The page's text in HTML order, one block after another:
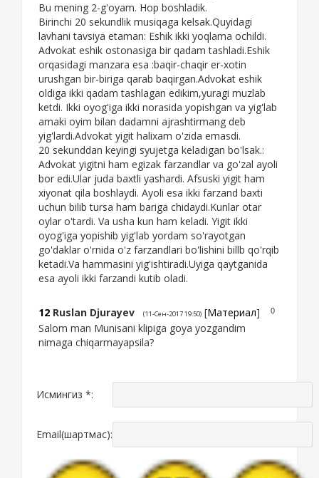
Bu mening 2-g'oyam. Hop boshladik.
Birinchi 20 sekundlik musiqaga kelsak.Quyidagi
lavhani tavsiya etaman: Eshik ikki yoqlama ochildi.
Advokat eshik ostonasiga bir qadam tashladi.Eshik
orqasidagi manzara esa :baqir-chaqir er-xotin
urushgan bir-biriga qarab baqirgan.Advokat eshik
oldiga ikki qadam tashlagan edikim,yuragi muzlab
ketdi. Ikki oyog'iga ikki norasida yopishgan va yig'lab
amaki oyim bilan dadamni ajrashtirmang deb
yig'lardi.Advokat yigit halixam o'zida emasdi.
20 sekunddan keyingi syujetga keladigan bo'lsak.:
Advokat yigitni ham egizak farzandlar va go'zal ayoli
bor edi.Ular juda baxtli yashardi. Afsuski yigit ham
xiyonat qila boshlaydi. Ayoli esa ikki farzand baxti
uchun bilib tursa ham bariga chidaydi.Kunlar otar
oylar o'tardi. Va usha kun ham keladi. Yigit ikki
oyog'iga yopishib yig'lab yordam so'rayotgan
go'daklar o'rnida o'z farzandlari bo'lishini billb qo'rqib
ketadi.Va hammasini yig'ishtiradi.Uyiga qaytganida
esa ayoli ikki farzandi kutib oladi.
0
12 Ruslan Djurayev (11-Сен-2017 19:50) [Материал]
Salom man Munisani klipiga goya yozgandim
nimaga chiqarmayapsila?
Исмингиз *:
Email(шартмас):